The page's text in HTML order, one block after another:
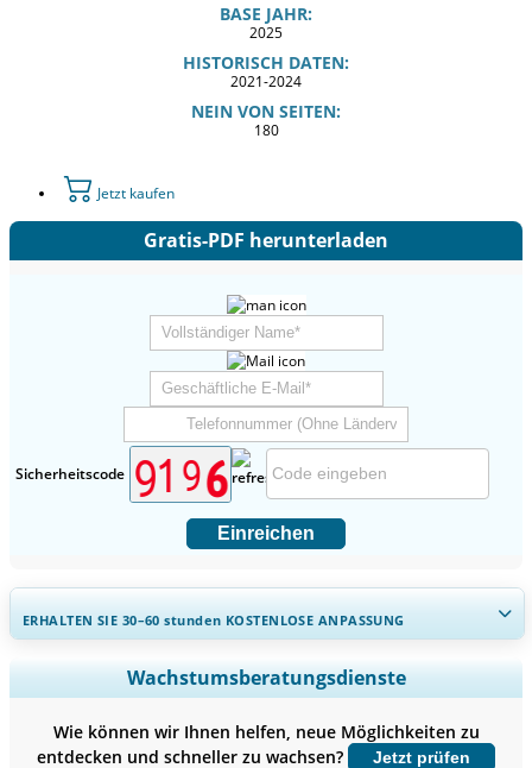
BASE JAHR:
2025
HISTORISCH DATEN:
2021-2024
NEIN VON SEITEN:
180
Jetzt kaufen
Gratis-PDF herunterladen
Sicherheitscode
Einreichen
ERHALTEN SIE 30–60stunden KOSTENLOSE ANPASSUNG
Regionale und länderspezifische Abdeckung erweitern,
Segmentanalyse, Unternehmensprofile, Wettbewerbs-
Jetzt anpassen
Wachstumsberatungsdienste
Wie können wir Ihnen helfen, neue Möglichkeiten zu
entdecken und schneller zu wachsen?
Jetzt prüfen